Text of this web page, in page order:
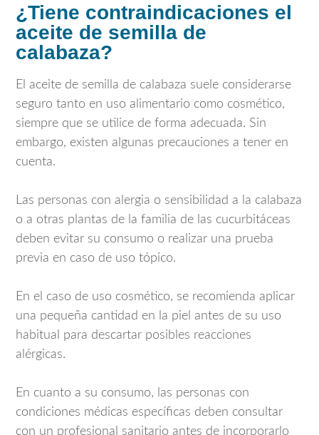
¿Tiene contraindicaciones el
aceite de semilla de
calabaza?
El aceite de semilla de calabaza suele considerarse
seguro tanto en uso alimentario como cosmético,
siempre que se utilice de forma adecuada. Sin
embargo, existen algunas precauciones a tener en
cuenta.
Las personas con alergia o sensibilidad a la calabaza
o a otras plantas de la familia de las cucurbitáceas
deben evitar su consumo o realizar una prueba
previa en caso de uso tópico.
En el caso de uso cosmético, se recomienda aplicar
una pequeña cantidad en la piel antes de su uso
habitual para descartar posibles reacciones
alérgicas.
En cuanto a su consumo, las personas con
condiciones médicas específicas deben consultar
con un profesional sanitario antes de incorporarlo